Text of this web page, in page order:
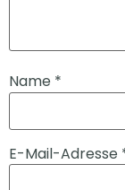
Name *
E-Mail-Adresse